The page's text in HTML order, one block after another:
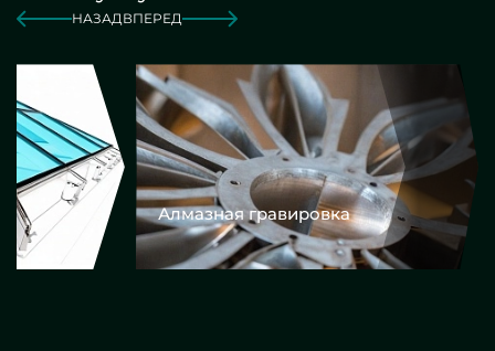
НАЗАДВПЕРЕД
Алмазная гравировка